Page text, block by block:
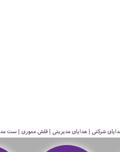
هدایای شرکتی | هدایای مدیریتی | فلش مموری | ست